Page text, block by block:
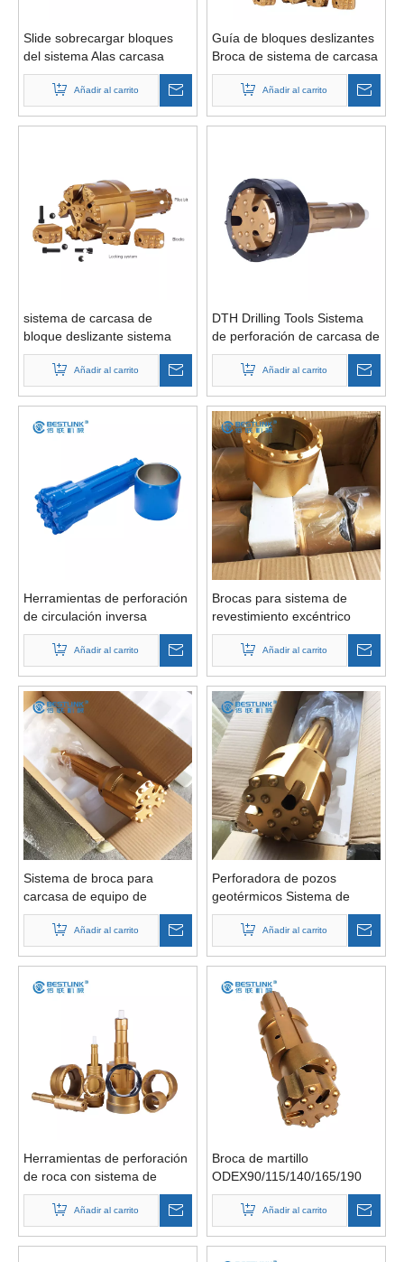
Slide sobrecargar bloques
del sistema Alas carcasa
Broca
Añadir al carrito
Guía de bloques deslizantes
Broca de sistema de carcasa
de escariado concéntrico
Añadir al carrito
sistema de carcasa de
bloque deslizante sistema
concéntrico sistema simétrico
Añadir al carrito
DTH Drilling Tools Sistema
de perforación de carcasa de
sobrecarga concéntrica
Añadir al carrito
Herramientas de perforación
de circulación inversa
Martillos RC de broca de
botón Pr54Añadir al carrito
Brocas para sistema de
revestimiento excéntrico
Odex Overburden para
perforación de pozos
geotérmicos y de agua
Añadir al carrito
Sistema de broca para
carcasa de equipo de
perforación de sobrecarga
excéntrica, Odex Sobrecarga
excéntrica debajo de la broca
de escariado para roca dura
Añadir al carrito
Perforadora de pozos
geotérmicos Sistema de
revestimiento excéntrico
Odex con broca piloto y
escariador
Añadir al carrito
Herramientas de perforación
de roca con sistema de
revestimiento de sobrecarga
con escariador de broca
piloto y dispositivo de guía
Añadir al carrito
Broca de martillo
ODEX90/115/140/165/190
DTH para sistema de
carcasa excéntrica
Añadir al carrito